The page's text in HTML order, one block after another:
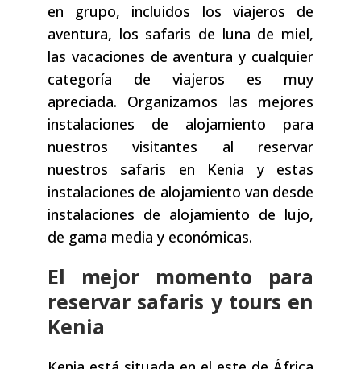
en grupo, incluidos los viajeros de
aventura, los safaris de luna de miel,
las vacaciones de aventura y cualquier
categoría de viajeros es muy
apreciada. Organizamos las mejores
instalaciones de alojamiento para
nuestros visitantes al reservar
nuestros safaris en Kenia y estas
instalaciones de alojamiento van desde
instalaciones de alojamiento de lujo,
de gama media y económicas.
El mejor momento para
reservar safaris y tours en
Kenia